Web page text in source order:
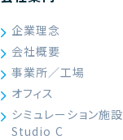
企業理念
会社概要
事業所／工場
オフィス
シミュレーション施設
Studio C